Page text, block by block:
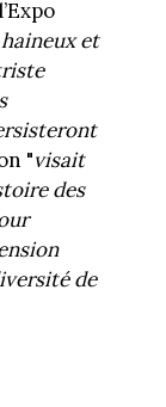
et
"visait
des
de